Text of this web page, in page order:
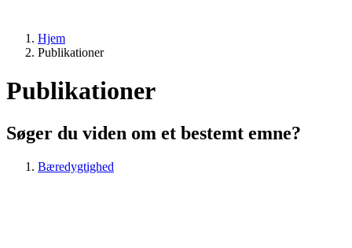
Hjem
Publikationer
Publikationer
Søger du viden om et bestemt emne?
Bæredygtighed